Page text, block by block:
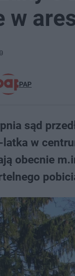
w
PAP
sąd
w
obecnie